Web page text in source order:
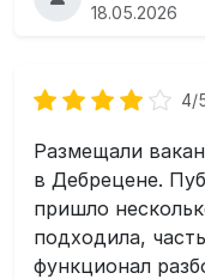
18.05.2026
4/
Размещали
в Дебрецене.
пришло
подходила,
функционал